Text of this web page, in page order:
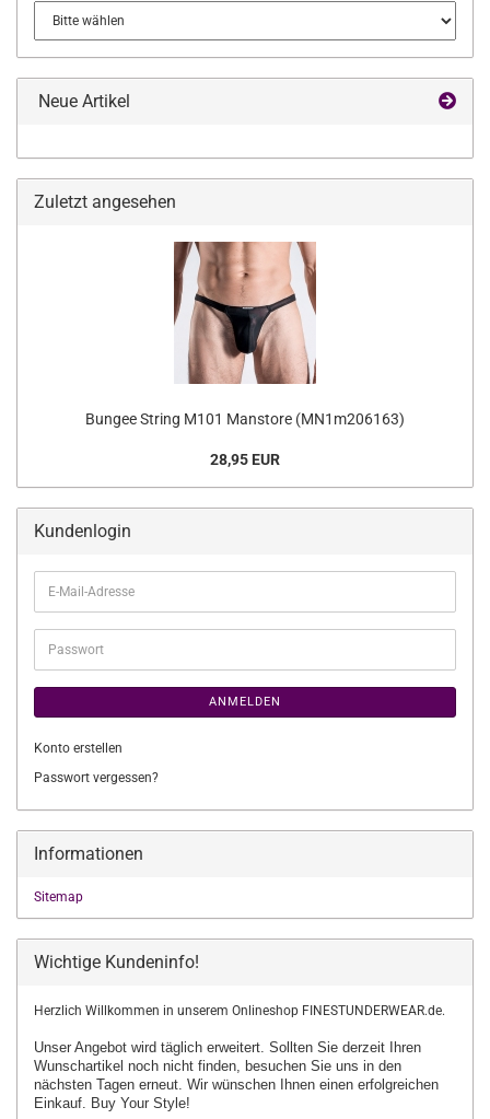
Neue Artikel
Zuletzt angesehen
Bungee String M101 Manstore (MN1m206163)
28,95 EUR
Kundenlogin
E-
Mail-
Adresse
Passwort
ANMELDEN
Konto erstellen
Passwort vergessen?
Informationen
Sitemap
Wichtige Kundeninfo!
Herzlich Willkommen in unserem Onlineshop FINESTUNDERWEAR.de.
Unser Angebot wird täglich erweitert. Sollten Sie derzeit Ihren
Wunschartikel noch nicht finden, besuchen Sie uns in den
nächsten Tagen erneut. Wir wünschen Ihnen einen erfolgreichen
Einkauf. Buy Your Style!